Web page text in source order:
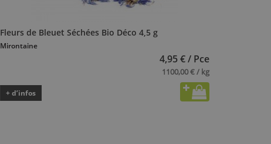
Fleurs de Bleuet Séchées Bio Déco 4,5 g
Mirontaine
4,95 € / Pce
1100,00 € / kg
+ d’infos